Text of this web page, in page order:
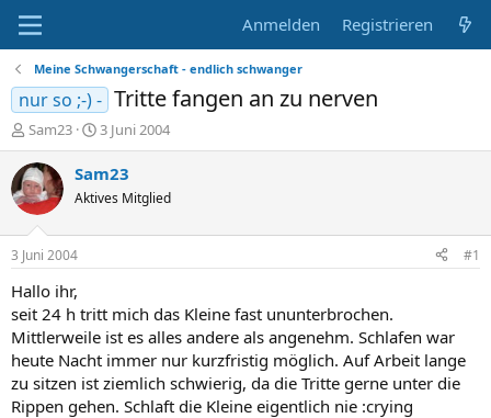
Anmelden Registrieren
Meine Schwangerschaft - endlich schwanger
nur so ;-) - Tritte fangen an zu nerven
E
r
s
t
e
e
r
Sam23
E
r
s
e
t
m
3 Juni 2004
Sam23
Aktives Mitglied
3 Juni 2004 #1
Hallo ihr,
seit 24 h tritt mich das Kleine fast ununterbrochen.
Mittlerweile ist es alles andere als angenehm. Schlafen war
heute Nacht immer nur kurzfristig möglich. Auf Arbeit lange
zu sitzen ist ziemlich schwierig, da die Tritte gerne unter die
Rippen gehen. Schlaft die Kleine eigentlich nie :crying